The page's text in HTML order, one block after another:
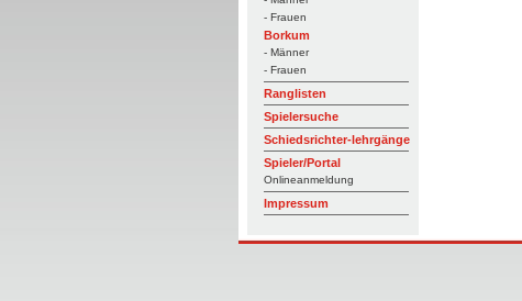
- Frauen
Borkum
- Männer
- Frauen
Ranglisten
Spielersuche
Schiedsrichter-lehrgänge
Spieler/Portal
Onlineanmeldung
Impressum